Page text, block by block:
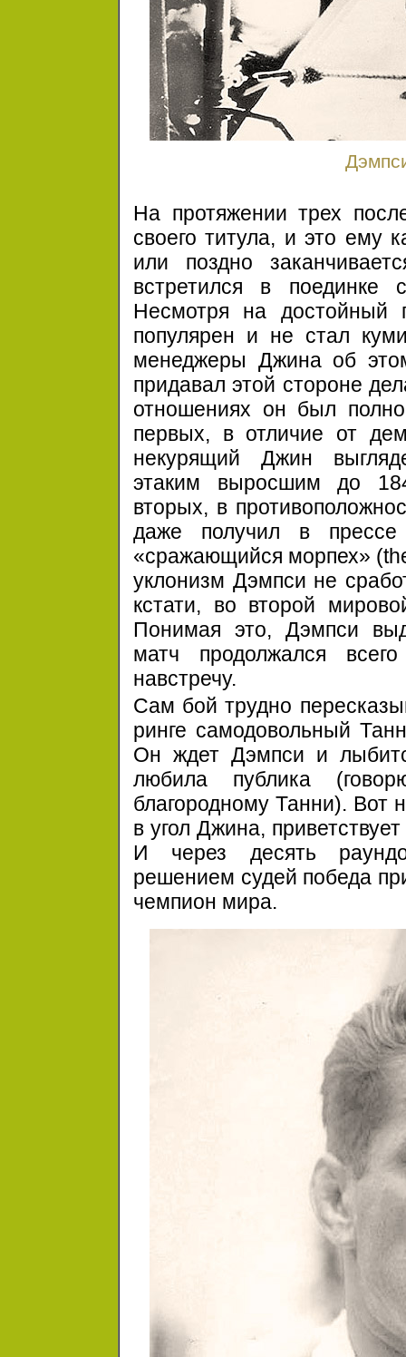
На протяжении трех
своего титула, и это ему
или поздно
встретился в
Несмотря на достойный
популярен и не стал
менеджеры Джина об
придавал этой стороне
отношениях он был
первых, в отличие от
некурящий Джин
этаким выросшимдо
вторых, в
даже получил в
«сражающийся морпех»
уклонизм Дэмпси не
кстати, во второй
Понимая это, Дэмпси
матч продолжался
навстречу.
Сам бой трудно
ринге самодовольный
Он ждет Дэмпси и
любила публика
благородному Танни). Вот
в угол Джина,
И через десять
решением судей победа
чемпион мира.